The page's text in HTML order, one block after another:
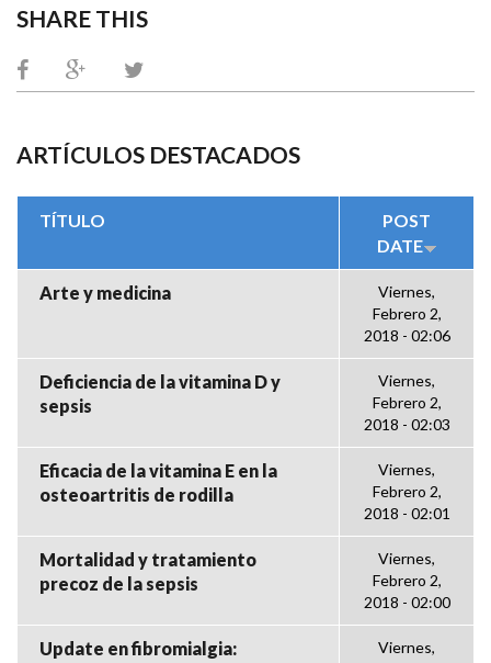
SHARE THIS
ARTÍCULOS DESTACADOS
TÍTULO
POST
DATE
Arte y medicina
Viernes,
Febrero 2,
2018 - 02:06
Deficiencia de la vitamina D y
sepsis
Viernes,
Febrero 2,
2018 - 02:03
Eficacia de la vitamina E en la
osteoartritis de rodilla
Viernes,
Febrero 2,
2018 - 02:01
Mortalidad y tratamiento
precoz de la sepsis
Viernes,
Febrero 2,
2018 - 02:00
Update en fibromialgia:
Viernes,